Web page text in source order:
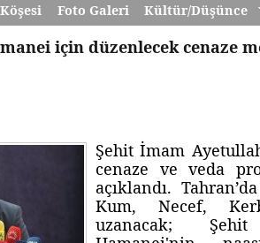
Foto Galeri Kültür/Düşünce
için düzenlecek cenaze
Şehit İmam
cenaze ve veda
açıklandı.
Kum, Necef,
uzanacak;